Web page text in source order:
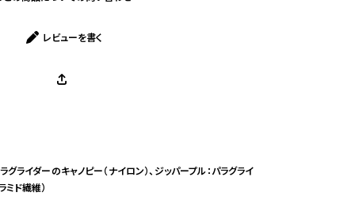
レビューを書く
グライダーのキャノピー（ナイロン）、ジッパープル：パラグライ
ミド繊維）